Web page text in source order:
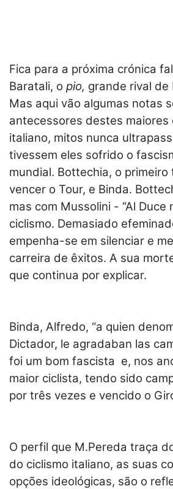
Fica para a próxima crónica
Baratali, o pio, grande rival de
Mas aqui vão algumas notas
antecessores destes maiores
italiano, mitos nunca
tivessem eles sofrido o
mundial. Bottechia, o primeiro
vencer o Tour, e Binda.
mas com Mussolini - “Al Duce
ciclismo. Demasiado
empenha-se em silenciar e
carreira de êxitos. A sua
que continua por explicar.
Binda, Alfredo, “a quien
Dictador, le agradaban las
foi um bom fascista e, nos
maior ciclista, tendo sido
por três vezes e vencido o
O perfil que M.Pereda traça
do ciclismo italiano, as suas
opções ideológicas, são o